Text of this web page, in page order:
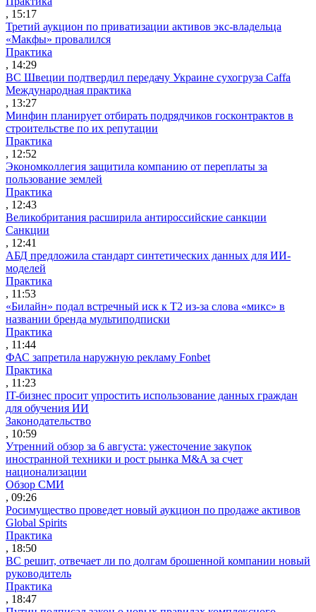
, 15:17
Третий аукцион по приватизации активов экс-владельца
«Макфы» провалился
Практика
, 14:29
ВС Швеции подтвердил передачу Украине сухогруза Caffa
Международная практика
, 13:27
Минфин планирует отбирать подрядчиков госконтрактов в
строительстве по их репутации
Практика
, 12:52
Экономколлегия защитила компанию от переплаты за
пользование землей
Практика
, 12:43
Великобритания расширила антироссийские санкции
Санкции
, 12:41
АБД предложила стандарт синтетических данных для ИИ-
моделей
Практика
, 11:53
«Билайн» подал встречный иск к Т2 из-за слова «микс» в
названии бренда мультиподписки
Практика
, 11:44
ФАС запретила наружную рекламу Fonbet
Практика
, 11:23
IT-бизнес просит упростить использование данных граждан
для обучения ИИ
Законодательство
, 10:59
Утренний обзор за 6 августа: ужесточение закупок
иностранной техники и рост рынка M&A за счет
национализации
Обзор СМИ
, 09:26
Росимущество проведет новый аукцион по продаже активов
Global Spirits
Практика
, 18:50
ВС решит, отвечает ли по долгам брошенной компании новый
руководитель
Практика
, 18:47